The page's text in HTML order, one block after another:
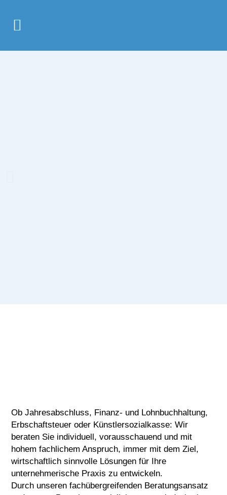
Ob Jahresabschluss, Finanz- und Lohnbuchhaltung,
Erbschaftsteuer oder Künstlersozialkasse: Wir
beraten Sie individuell, vorausschauend und mit
hohem fachlichem Anspruch, immer mit dem Ziel,
wirtschaftlich sinnvolle Lösungen für Ihre
unternehmerische Praxis zu entwickeln.
Durch unseren fachübergreifenden Beratungsansatz